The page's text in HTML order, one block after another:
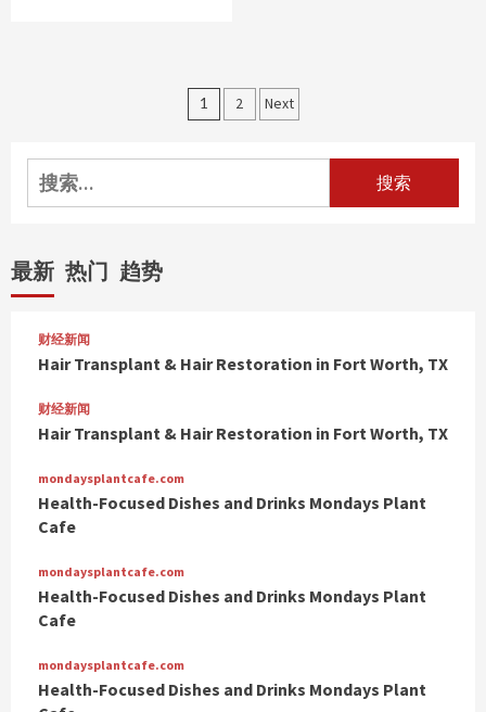
文
页
1 2 Next
搜
索：
最新 热门 趋势
财经新闻
Hair Transplant & Hair Restoration in Fort Worth, TX
财经新闻
Hair Transplant & Hair Restoration in Fort Worth, TX
mondaysplantcafe.com
Health-Focused Dishes and Drinks Mondays Plant
Cafe
mondaysplantcafe.com
Health-Focused Dishes and Drinks Mondays Plant
Cafe
mondaysplantcafe.com
Health-Focused Dishes and Drinks Mondays Plant